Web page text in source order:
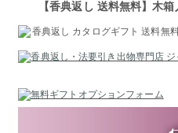
【香典返し 送料無料】木